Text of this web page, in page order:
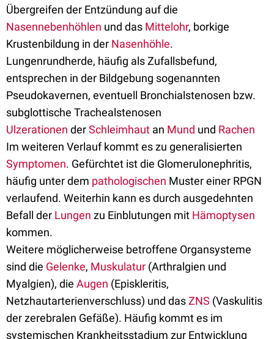
Übergreifen der Entzündung auf die
Nasennebenhöhlen und das Mittelohr, borkige
Krustenbildung in der Nasenhöhle.
Lungenrundherde, häufig als Zufallsbefund,
entsprechen in der Bildgebung sogenannten
Pseudokavernen, eventuell Bronchialstenosen bzw.
subglottische Trachealstenosen
Ulzerationen derSchleimhaut an Mund und Rachen
Im weiteren Verlauf kommt es zu generalisierten
Symptomen. Gefürchtet ist die Glomerulonephritis,
häufig unter dem pathologischen Muster einer RPGN
verlaufend. Weiterhin kann es durch ausgedehnten
Befall der Lungen zu Einblutungen mit Hämoptysen
kommen.
Weitere möglicherweise betroffene Organsysteme
sind die Gelenke, Muskulatur (Arthralgien und
Myalgien), die Augen (Episkleritis,
Netzhautarterienverschluss) und dasZNS (Vaskulitis
der zerebralen Gefäße). Häufig kommt es im
systemischen Krankheitsstadium zur Entwicklung